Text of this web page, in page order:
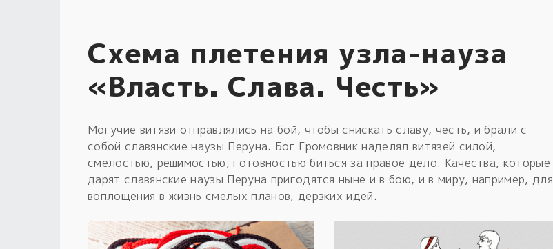
Схема плетения узла-науза
«Власть. Слава. Честь»
Могучие витязи отправлялись на бой, чтобы снискать славу, честь, и брали с
собой славянские наузы Перуна. Бог Громовник наделял витязей силой,
смелостью, решимостью, готовностью биться за правое дело. Качества, которые
дарят славянские наузы Перуна пригодятся ныне и в бою, и в миру, например, для
воплощения в жизнь смелых планов, дерзких идей.